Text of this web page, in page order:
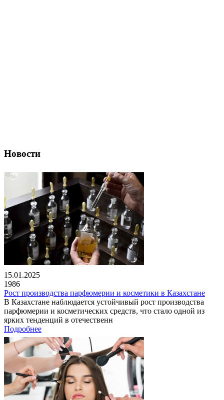
Новости
15.01.2025
1986
Рост производства парфюмерии и косметики в Казахстане
В Казахстане наблюдается устойчивый рост производства
парфюмерии и косметических средств, что стало одной из
ярких тенденций в отечественн
Подробнее